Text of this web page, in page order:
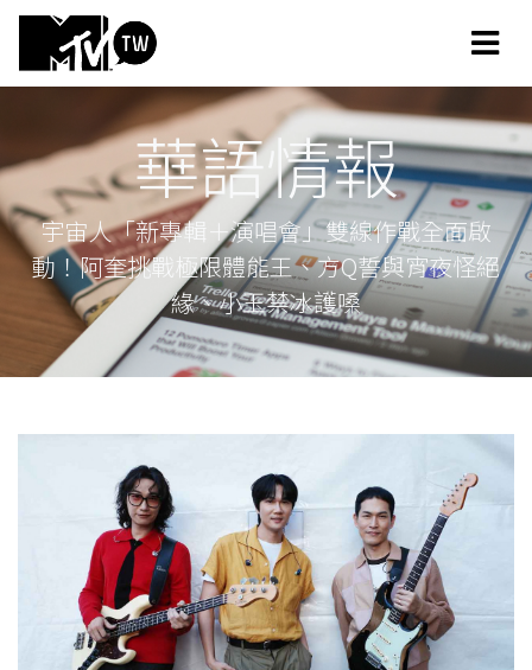
華語情報
宇宙人「新專輯＋演唱會」雙線作戰全面啟
動！阿奎挑戰極限體能王、方Q誓與宵夜怪絕
緣、小玉禁冰護嗓